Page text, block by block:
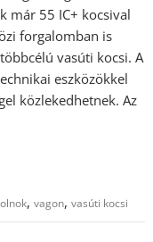
már 55 IC+ kocsival
forgalomban is
vasúti kocsi. A
eszközökkel
közlekedhetnek. Az
,vagon,vasúti kocsi